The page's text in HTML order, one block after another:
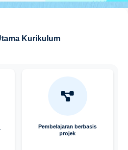
Kurikulum
Pembelajaran berbasis
projek